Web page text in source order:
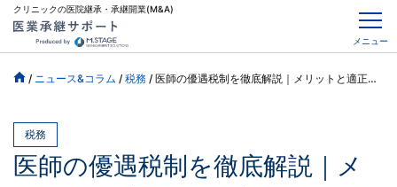
クリニックの医院継承・承継開業(M&A)
メニュー
/ ニュース&コラム / 税務 / 医師の優遇税制を徹底解説｜メリットと適正な税務対策のポイント
税務
医師の優遇税制を徹底解説｜メ